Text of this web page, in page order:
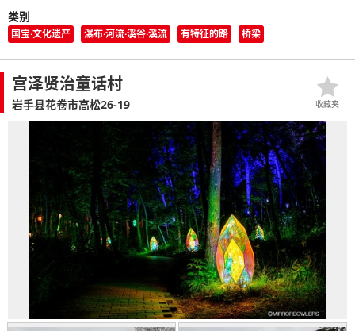
类别
国宝·文化遗产 瀑布·河流·溪谷·溪流 有特征的路 桥梁
宫泽贤治童话村
岩手县花卷市高松26-19 收藏夹